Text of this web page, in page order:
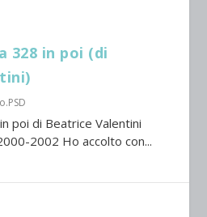
328 in poi (di
poi di Beatrice Valentini
2002 Ho accolto con...